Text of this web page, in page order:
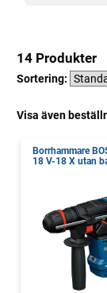
14 Produkter
Sortering:
Visa även
Borrhammare
18 V-18 X utan